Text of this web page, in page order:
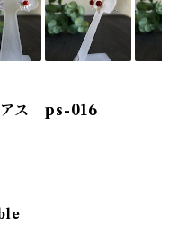
アス ps-016